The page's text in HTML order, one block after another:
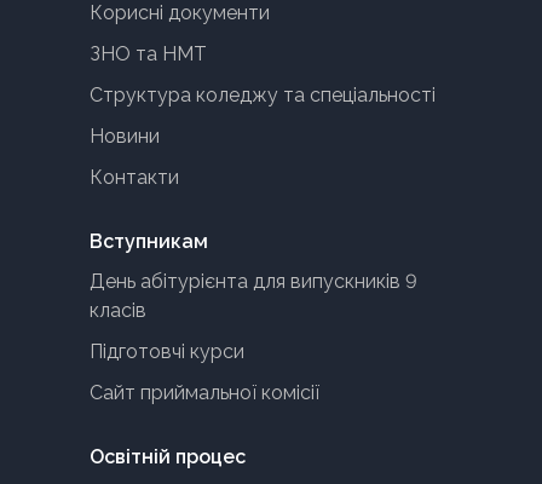
Корисні документи
ЗНО та НМТ
Структура коледжу та спеціальності
Новини
Контакти
Вступникам
День абітурієнта для випускників 9
класів
Підготовчі курси
Сайт приймальної комісії
Освітній процес